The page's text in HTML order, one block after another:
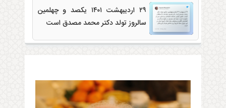
۲۹ اردیبهشت ۱۴۰۱ یکصد و چهلمین
سالروز تولد دکتر محمد مصدق است